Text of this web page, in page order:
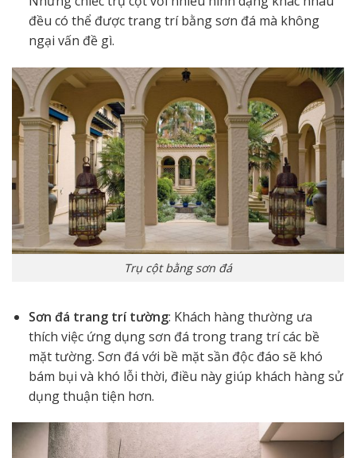
đều có thể được trang trí bằng sơn đá mà không
ngại vấn đề gì.
Trụ cột bằng sơn đá
Sơn đá trang trí tường: Khách hàng thường ưa
thích việc ứng dụng sơn đá trong trang trí các bề
mặt tường. Sơn đá với bề mặt sần độc đáo sẽ khó
bám bụi và khó lỗi thời, điều này giúp khách hàng sử
dụng thuận tiện hơn.